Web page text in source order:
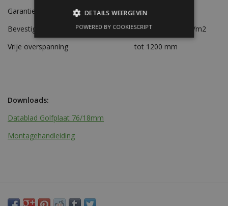
Garantie
10 jaar
Bevestiging
Ca. 6 schroeven p/m2
Vrije overspanning
tot 1200 mm
Downloads:
Datablad Golfplaat 76/18mm
Montagehandleiding
DETAILS WEERGEVEN
POWERED BY COOKIESCRIPT